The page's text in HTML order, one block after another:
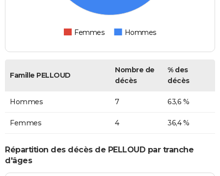
Femmes Hommes
Famille PELLOUD
Nombre de
décès
% des
décès
Hommes 7 63,6 %
Femmes 4 36,4 %
Répartition des décès de PELLOUD par tranche
d'âges